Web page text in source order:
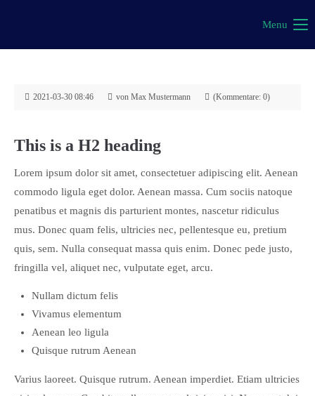
Menu
2021-03-30 08:46 von Max Mustermann (Kommentare: 0)
This is a H2 heading
Lorem ipsum dolor sit amet, consectetuer adipiscing elit. Aenean
commodo ligula eget dolor. Aenean massa. Cum sociis natoque
penatibus et magnis dis parturient montes, nascetur ridiculus
mus. Donec quam felis, ultricies nec, pellentesque eu, pretium
quis, sem. Nulla consequat massa quis enim. Donec pede justo,
fringilla vel, aliquet nec, vulputate eget, arcu.
Nullam dictum felis
Vivamus elementum
Aenean leo ligula
Quisque rutrum Aenean
Varius laoreet. Quisque rutrum. Aenean imperdiet. Etiam ultricies